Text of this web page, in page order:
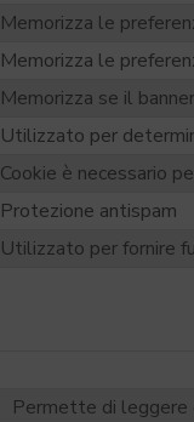
Memorizza le
Memorizza le
Memorizza se il
Utilizzato per
Cookie è necessario
Protezione antispam
Utilizzato per fornire
Permette di